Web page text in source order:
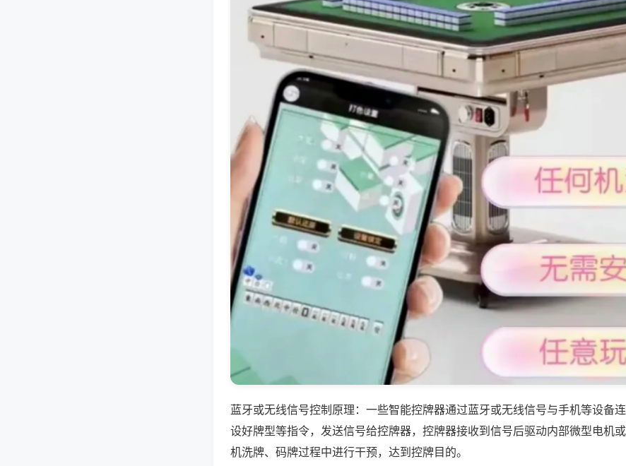
蓝牙或无线信号控制原理：一些智能控牌器通过蓝牙或无线信号与手机等设备
设好牌型等指令，发送信号给控牌器，控牌器接收到信号后驱动内部微型电机
机洗牌、码牌过程中进行干预，达到控牌目的。